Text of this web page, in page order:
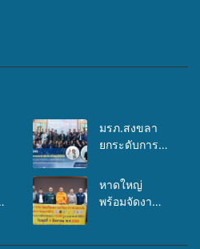
มรภ.สงขลา
ยกระดับการ
ในยุคดิจิทัล
เปิดเวทีเสริม
สื่อสารองค์กร
หาดใหญ่
พร้อมจัดงาน